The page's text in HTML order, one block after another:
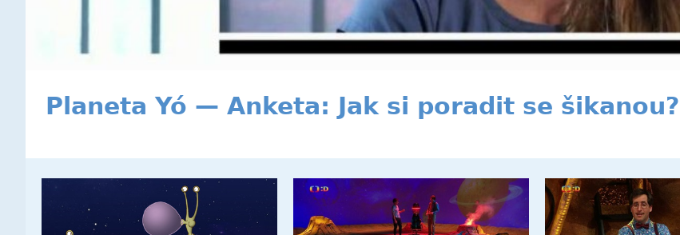
Planeta Yó — Anketa: Jak si poradit se šikanou?